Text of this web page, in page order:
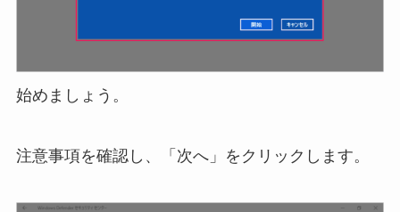
始めましょう。
注意事項を確認し、「次へ」をクリックします。